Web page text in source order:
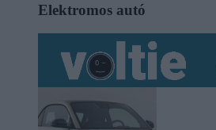
Elektromos autó